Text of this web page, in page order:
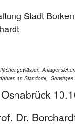
Stadt
,
an Standorte, Sonstiges
Dr.